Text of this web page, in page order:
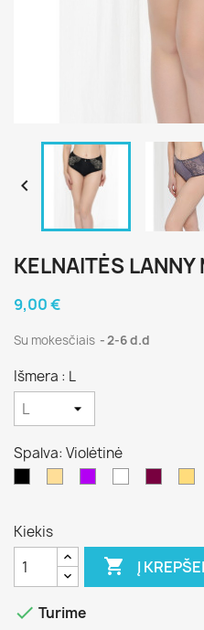

KELNAITĖS
9,00 €
Su mokesčiais 2-6 d.d
Išmera : L
Spalva: Violėtinė
Kiekis
 Į
 Turime